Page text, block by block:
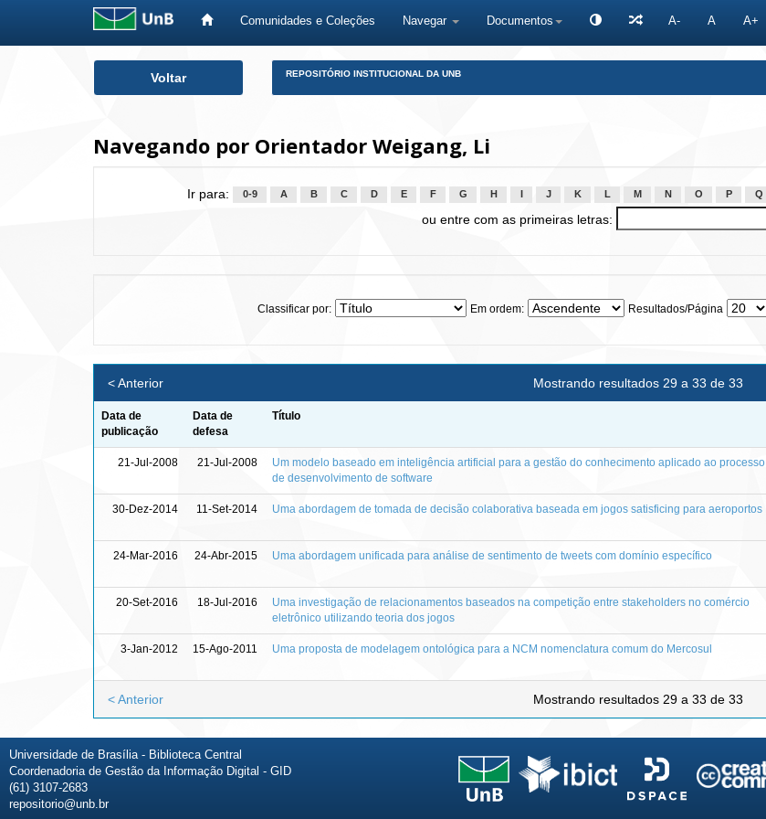
Comunidades e Coleções Navegar Documentos A- A A+
Voltar REPOSITÓRIO INSTITUCIONAL DA UNB
Navegando por Orientador Weigang, Li
Ir para: 0-9 A B C D E F G H J K L M N O P Q
ou entre com as primeiras letras:
Classificar por: Em ordem: Resultados/Página
Mostrando resultados 29 a 33 de 33
< Anterior
Data de
publicação
Data de
defesa
Título
21-Jul-2008 21-Jul-2008
Um modelo baseado em inteligência artificial para a gestão do conhecimento aplicado ao processo
de desenvolvimento de software
30-Dez-2014 11-Set-2014 Uma abordagem de tomada de decisão colaborativa baseada em jogos satisficing para aeroportos
24-Mar-2016 24-Abr-2015 Uma abordagem unificada para análise de sentimento de tweets com domínio específico
20-Set-2016 18-Jul-2016
Uma investigação de relacionamentos baseados na competição entre stakeholders no comércio
eletrônico utilizando teoria dos jogos
3-Jan-2012 15-Ago-2011 Uma proposta de modelagem ontológica para a NCM nomenclatura comum do Mercosul
Mostrando resultados 29 a 33 de 33
< Anterior
Universidade de Brasília - Biblioteca Central
Coordenadoria de Gestão da Informação Digital - GID
(61) 3107-2683
repositorio@unb.br